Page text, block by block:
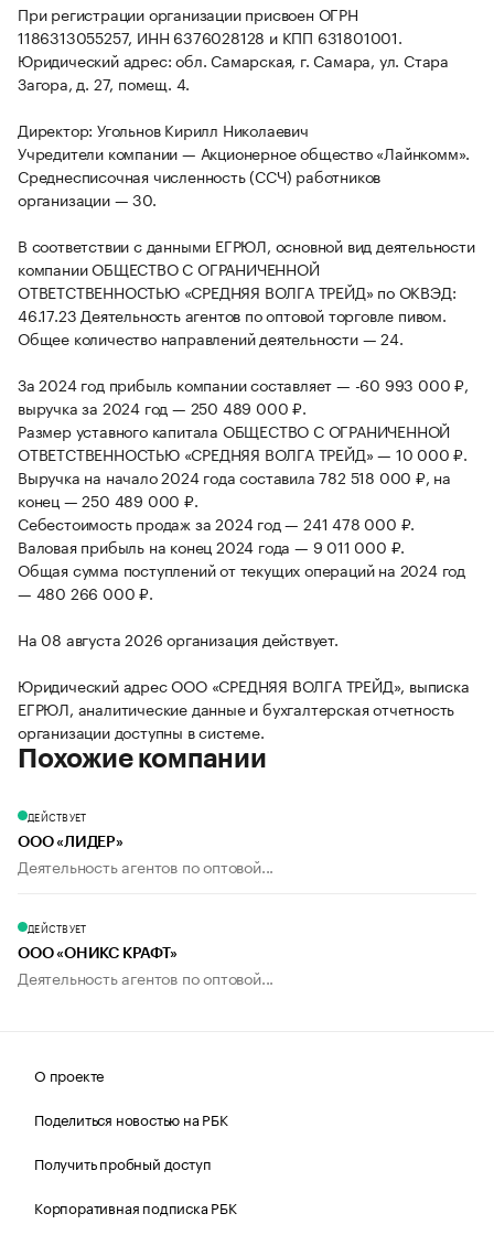
При регистрации организации присвоен ОГРН
1186313055257, ИНН 6376028128 и КПП 631801001.
Юридический адрес: обл. Самарская, г. Самара, ул. Стара
Загора, д. 27, помещ. 4.
Директор: Угольнов Кирилл Николаевич
Учредители компании — Акционерное общество «Лайнкомм».
Среднесписочная численность (ССЧ) работников
организации — 30.
В соответствии с данными ЕГРЮЛ, основной вид деятельности
компании ОБЩЕСТВО С ОГРАНИЧЕННОЙ
ОТВЕТСТВЕННОСТЬЮ «СРЕДНЯЯ ВОЛГА ТРЕЙД» по ОКВЭД:
46.17.23 Деятельность агентов по оптовой торговле пивом.
Общее количество направлений деятельности — 24.
За 2024 год прибыль компании составляет — -60 993 000 ₽,
выручка за 2024 год — 250 489 000 ₽.
Размер уставного капитала ОБЩЕСТВО С ОГРАНИЧЕННОЙ
ОТВЕТСТВЕННОСТЬЮ «СРЕДНЯЯ ВОЛГА ТРЕЙД» — 10 000 ₽.
Выручка на начало 2024 года составила 782 518 000 ₽, на
конец — 250 489 000 ₽.
Себестоимость продаж за 2024 год — 241 478 000 ₽.
Валовая прибыль на конец 2024 года — 9 011 000 ₽.
Общая сумма поступлений от текущих операций на 2024 год
— 480 266 000 ₽.
На 08 августа 2026 организация действует.
Юридический адрес ООО «СРЕДНЯЯ ВОЛГА ТРЕЙД», выписка
ЕГРЮЛ, аналитические данные и бухгалтерская отчетность
организации доступны в системе.
Похожие компании
ДЕЙСТВУЕТ
ООО «ЛИДЕР»
Деятельность агентов по оптовой...
ДЕЙСТВУЕТ
ООО «ОНИКС КРАФТ»
Деятельность агентов по оптовой...
О проекте
Поделиться новостью на РБК
Получить пробный доступ
Корпоративная подписка РБК